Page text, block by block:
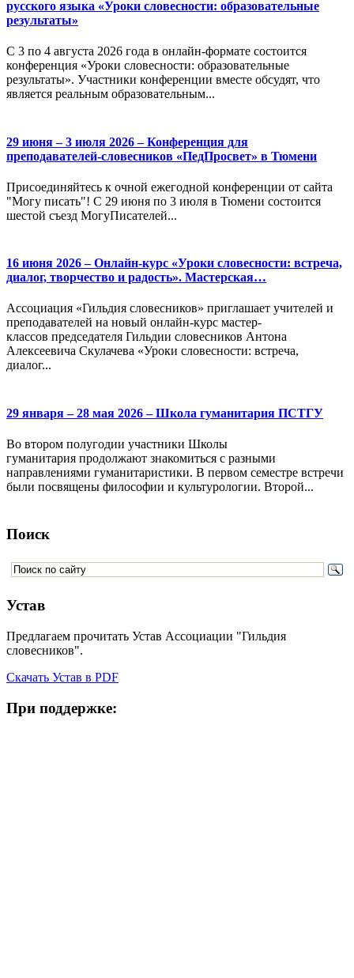
русского языка «Уроки словесности: образовательные
результаты»
С 3 по 4 августа 2026 года в онлайн-формате состоится
конференция «Уроки словесности: образовательные
результаты». Участники конференции вместе обсудят, что
является реальным образовательным...
29 июня – 3 июля 2026 – Конференция для
преподавателей-словесников «ПедПросвет» в Тюмени
Присоединяйтесь к очной ежегодной конференции от сайта
"Могу писать"! С 29 июня по 3 июля в Тюмени состоится
шестой съезд МогуПисателей...
16 июня 2026 – Онлайн-курс «Уроки словесности: встреча,
диалог, творчество и радость». Мастерская…
Ассоциация «Гильдия словесников» приглашает учителей и
преподавателей на новый онлайн-курс мастер-
классов председателя Гильдии словесников Антона
Алексеевича Скулачева «Уроки словесности: встреча,
диалог...
29 января – 28 мая 2026 – Школа гуманитария ПСТГУ
Во втором полугодии участники Школы
гуманитария продолжают знакомиться с разными
направлениями гуманитаристики. В первом семестре встречи
были посвящены философии и культурологии. Второй...
Поиск
Устав
Предлагаем прочитать Устав Ассоциации "Гильдия
словесников".
Скачать Устав в PDF
При поддержке: